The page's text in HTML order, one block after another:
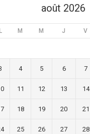
août 2026
M M J V
4 5 6 7
11 12 13 14
18 19 20 21
25 26 27 28